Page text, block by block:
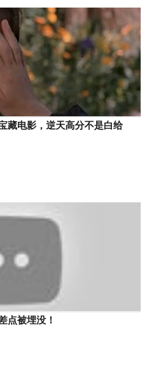
藏电影，逆天高分不是白给
点被埋没！